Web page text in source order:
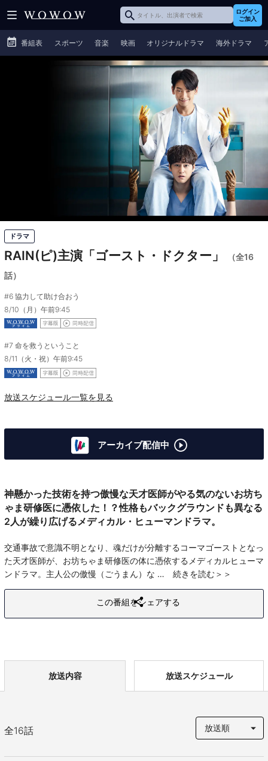
ログイン
ご加入
番組表 スポーツ 音楽 映画 オリジナルドラマ 海外ドラマ
ドラマ
RAIN(ピ)主演「ゴースト・ドクター」
（全16
話）
#6 協力して助け合おう
8/10（月）午前9:45
#7 命を救うということ
8/11（火・祝）午前9:45
放送スケジュール一覧を見る
アーカイブ配信中
神懸かった技術を持つ傲慢な天才医師がやる気のないお坊ち
ゃま研修医に憑依した！？性格もバックグラウンドも異なる
2人が繰り広げるメディカル・ヒューマンドラマ。
交通事故で意識不明となり、魂だけが分離するコーマゴーストとなっ
た天才医師が、お坊ちゃま研修医の体に憑依するメディカルヒューマ
ンドラマ。主人公の傲慢（ごうまん）な
続きを読む
この番組をシェアする
放送内容 放送スケジュール
全16話